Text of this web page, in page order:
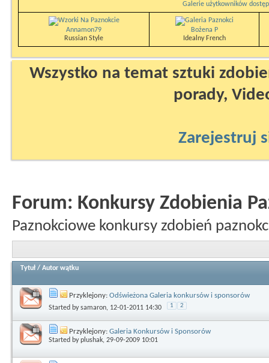
Galerie użytkowników
Annamon79
Russian Style
Bożena P
Idealny French
Wszystko na temat sztuki
porady,
Zarejestruj
Forum: Konkursy Zdobienia
Paznokciowe konkursy zdobień
Tytuł / Autor wątku
Przyklejony: Odświeżona Galeria konkursów i sponsorów
Started bysamaron, 12-01-2011 14:30 1 2
Przyklejony: Galeria Konkursów i Sponsorów
Started byplushak, 29-09-2009 10:01